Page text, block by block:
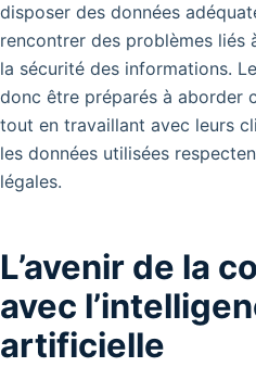
disposer des données
rencontrer des problèmes liés
la sécurité des informations.
donc être préparés à aborder
tout en travaillant avec leurs
les données utilisées
légales.
L’avenir de la
avec
artificielle